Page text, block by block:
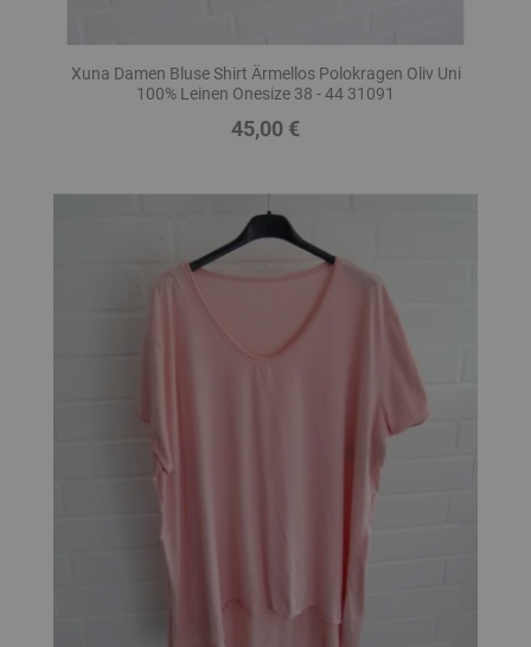
Xuna Damen Bluse Shirt Ärmellos Polokragen Oliv Uni
100% Leinen Onesize 38 - 44 31091
Preis
45,00 €